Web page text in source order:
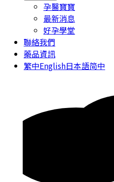
孕醫寶寶
最新消息
好孕學堂
聯絡我們
藥品資訊
繁中English日本語简中